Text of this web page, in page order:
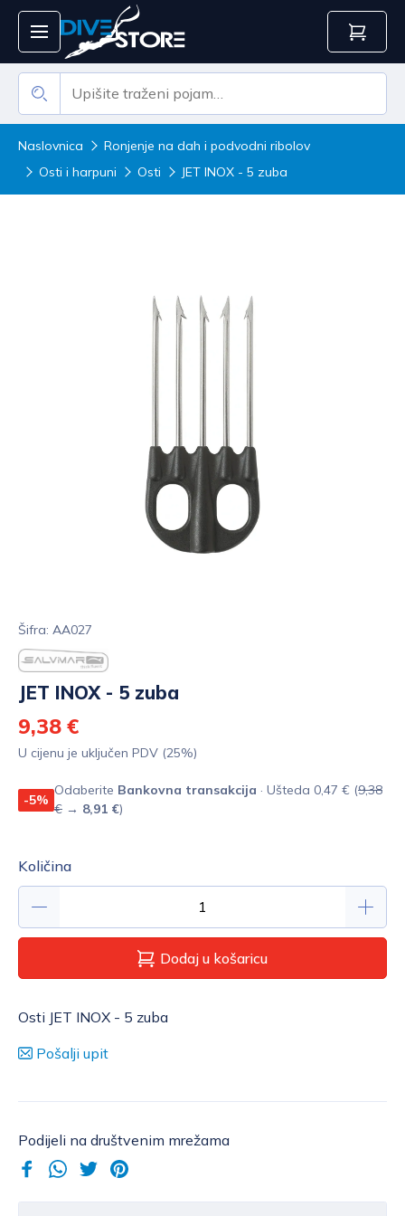
Naslovnica
Ronjenje na dah i podvodni ribolov
Osti i harpuni
Osti JET INOX - 5 zuba
Šifra: AA027
JET INOX - 5 zuba
9,38 €
U cijenu je uključen PDV (25%)
-5%
Odaberite Bankovna transakcija · Ušteda 0,47 € (9,38
€ → 8,91 €)
Količina
Dodaj u košaricu
Osti JET INOX - 5 zuba
Pošalji upit
Podijeli na društvenim mrežama